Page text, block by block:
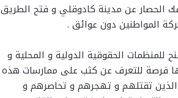
الحصار عن مدينة كادوقلي و فتح الطريق
المواطنين دون عوائق .
للمنظمات الحقوقية الدولية و المحلية و
فرصة للتعرف عن كثب على ممارسات هذه
الذين تقتلهم و تهجرهم و تحاصرهم و